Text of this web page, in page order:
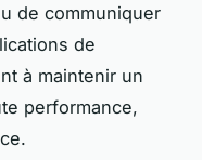
de communiquer
de
à maintenir un
performance,